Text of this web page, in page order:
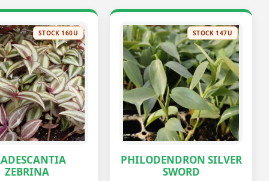
STOCK 160U
ZEBRINA
STOCK 147U
PHILODENDRON SILVER
SWORD